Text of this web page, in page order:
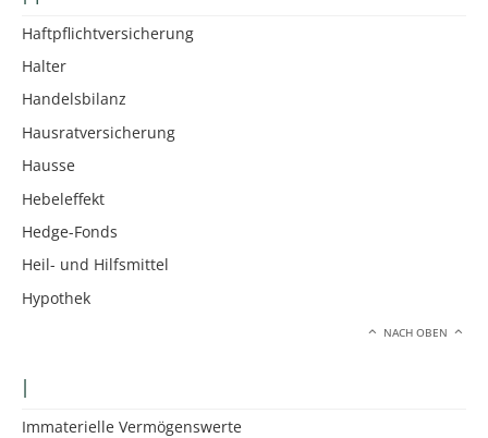
Haftpflichtversicherung
Halter
Handelsbilanz
Hausratversicherung
Hausse
Hebeleffekt
Hedge-Fonds
Heil- und Hilfsmittel
Hypothek
NACH OBEN
I
Immaterielle Vermögenswerte